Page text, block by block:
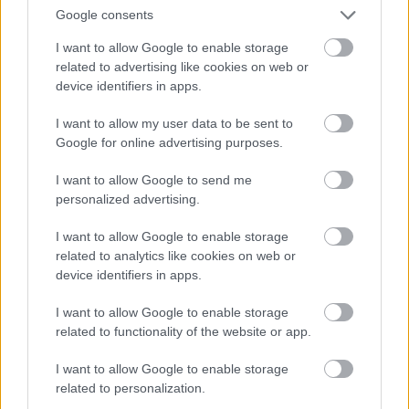
Google consents
I want to allow Google to enable storage
related to advertising like cookies on web or
device identifiers in apps.
I want to allow my user data to be sent to
Google for online advertising purposes.
I want to allow Google to send me
personalized advertising.
I want to allow Google to enable storage
related to analytics like cookies on web or
device identifiers in apps.
I want to allow Google to enable storage
related to functionality of the website or app.
I want to allow Google to enable storage
related to personalization.
tényleg nem látszik.
minifig: érdekes, hogy valamiért dán barátaink elég
kiábrándult fejeket adnak a fizikai dolgozóknak,
nem tudom ez mitől van (pl:
content2=termek_kiir&termek_id=1104628292&pag
e=0&szint1=LEGO&szint2=LEGO+Minifigura&szint3=
&szint4=&termek_neve=LEGO%20Minifigura%20-
%20%E9p%EDt%F5munk%E1s%20-
%20cty010&list=kep_kiir)
(bocs az óriáslinkért, de ez ilyen)
nem tudom mit lehetne helyette ;)
block50